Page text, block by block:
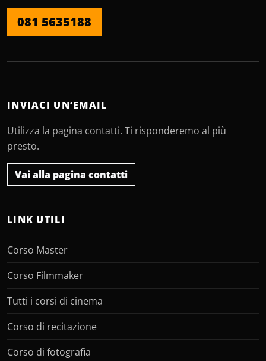
081 5635188
INVIACI UN’EMAIL
Utilizza la pagina contatti. Ti risponderemo al più
presto.
Vai alla pagina contatti
LINK UTILI
Corso Master
Corso Filmmaker
Tutti i corsi di cinema
Corso di recitazione
Corso di fotografia